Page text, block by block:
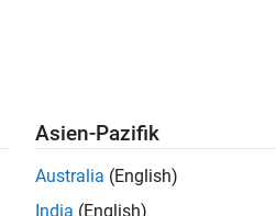
. Wenn Sie noch immer keine
unseres
Standort, um alle
Asien-Pazifik
Australia (English)
India (English)